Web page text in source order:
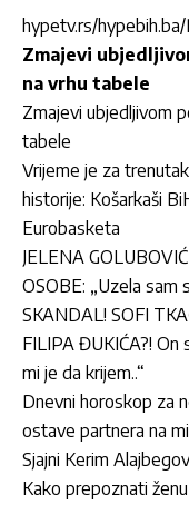
hypetv.rs/hypebih.ba/
Zmajevi
na vrhu tabele
Zmajevi ubjedljivom
tabele
Vrijeme je za
historije: Košarkaši
Eurobasketa
JELENA
OSOBE: „Uzela sam
SKANDAL! SOFI
FILIPA ĐUKIĆA?! On
mi je da krijem..“
Dnevni horoskop za
ostave partnera na
Sjajni Kerim
Kako prepoznati